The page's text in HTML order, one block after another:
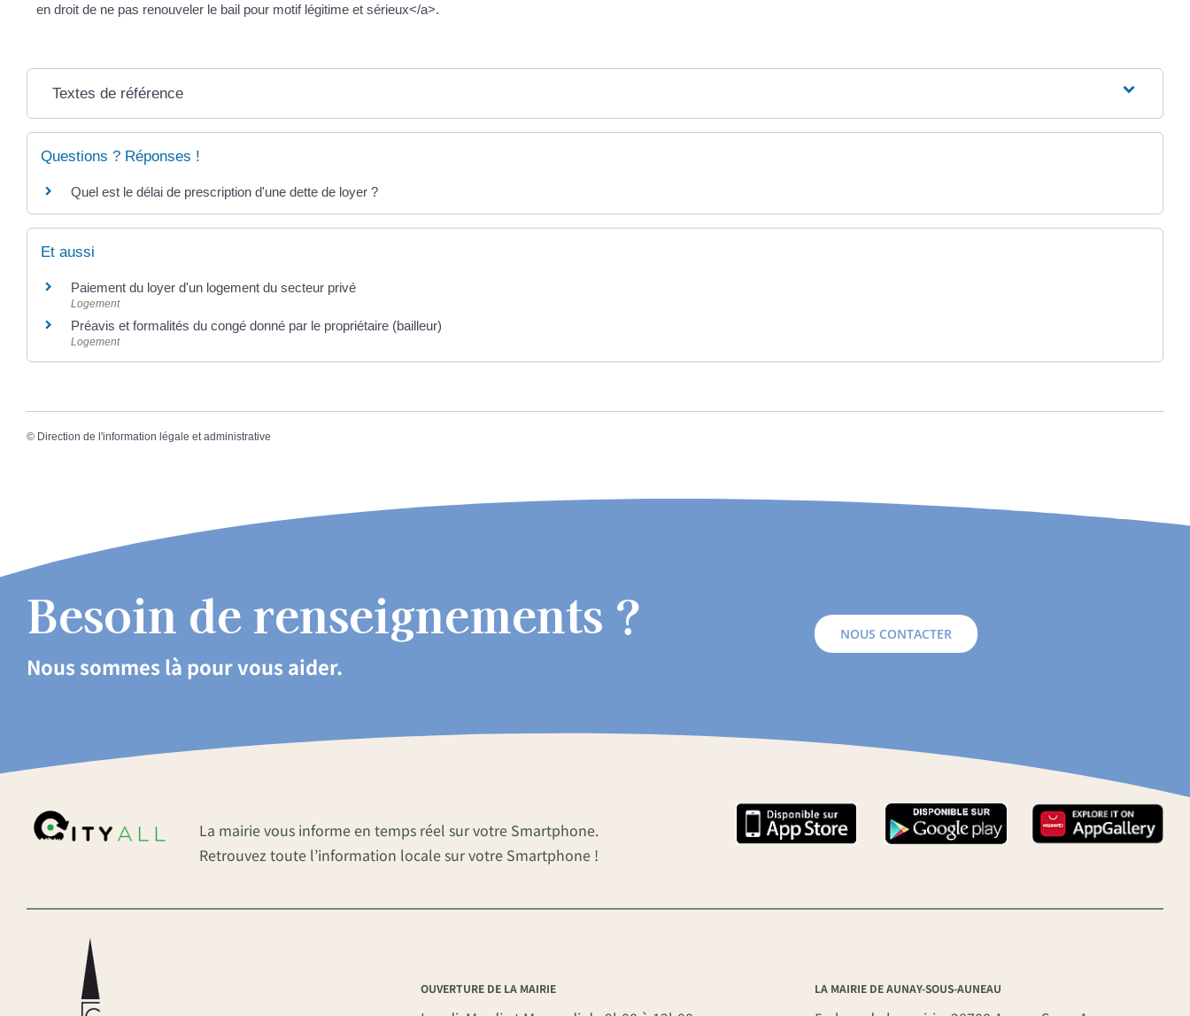
en droit de ne pas renouveler le bail pour motif légitime et sérieux</a>.
Textes de référence
Questions ? Réponses !
Quel est le délai de prescription d'une dette de loyer ?
Et aussi
Paiement du loyer d'un logement du secteur privé
Logement
Préavis et formalités du congé donné par le propriétaire (bailleur)
Logement
© Direction de l'information légale et administrative
Besoin de renseignements ?
Nous sommes là pour vous aider.
NOUS CONTACTER
La mairie vous informe en temps réel sur votre Smartphone.
Retrouvez toute l’information locale sur votre Smartphone !
OUVERTURE DE LA MAIRIE LA MAIRIE DE AUNAY-SOUS-AUNEAU